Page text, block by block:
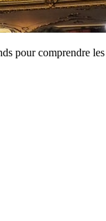
pour comprendre